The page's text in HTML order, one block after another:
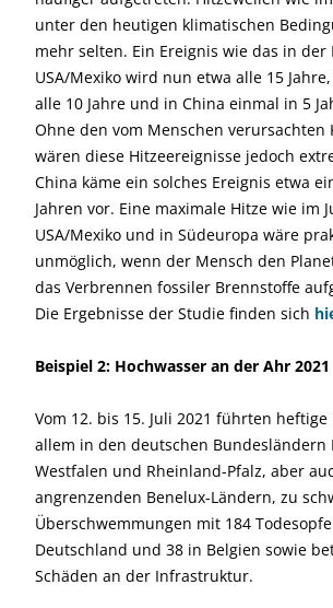
unter den heutigen klimatischen
mehr selten. Ein Ereignis wie das in der
USA/Mexiko wird nun etwa alle 15
alle 10 Jahre und in China einmal in 5
Ohne den vom Menschen verursachten
wären diese Hitzeereignisse jedoch
China käme ein solches Ereignis etwa
Jahren vor. Eine maximale Hitze wie im
USA/Mexiko und in Südeuropa wäre
unmöglich, wenn der Mensch den
das Verbrennen fossiler Brennstoffe
Die Ergebnisse der Studie finden sich
Beispiel 2: Hochwasser an der Ahr 2021
Vom 12. bis 15. Juli 2021 führten heftige
allem in den deutschen Bundesländern
Westfalen und Rheinland-Pfalz, aber
angrenzenden Benelux-Ländern, zu
Überschwemmungen mit 184
Deutschland und 38 in Belgien sowie
Schäden an der Infrastruktur.